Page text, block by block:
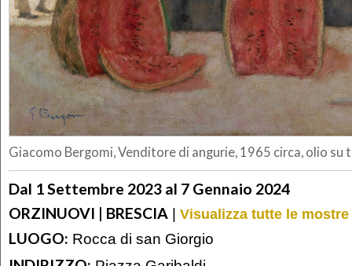
Giacomo Bergomi, Venditore di angurie, 1965 circa, olio su
Dal 1 Settembre 2023 al 7 Gennaio 2024
ORZINUOVI | BRESCIA | Visualizza tutte le
LUOGO: Rocca di san Giorgio